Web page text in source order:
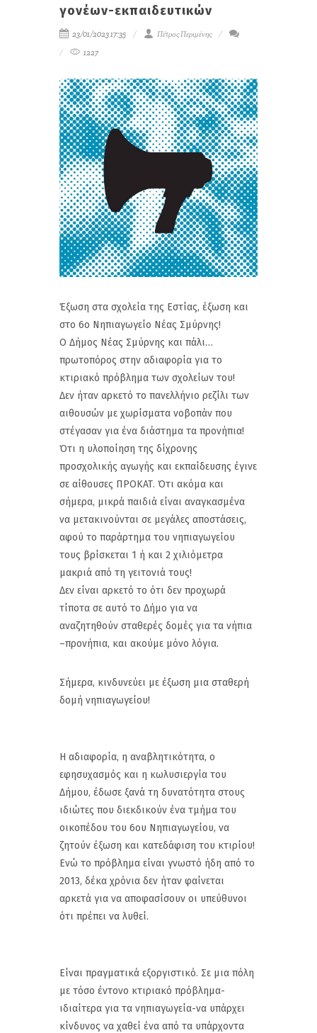
γονέων-εκπαιδευτικών
23/01/2023 17:35
Πέτρος Περιμένης
1227
Έξωση στα σχολεία της Εστίας, έξωση και
στο 6ο Νηπιαγωγείο Νέας Σμύρνης!
Ο Δήμος Νέας Σμύρνης και πάλι…
πρωτοπόρος στην αδιαφορία για το
κτιριακό πρόβλημα των σχολείων του!
Δεν ήταν αρκετό το πανελλήνιο ρεζίλι των
αιθουσών με χωρίσματα νοβοπάν που
στέγασαν για ένα διάστημα τα προνήπια!
Ότι η υλοποίηση της δίχρονης
προσχολικής αγωγής και εκπαίδευσης έγινε
σε αίθουσες ΠΡΟΚΑΤ. Ότι ακόμα και
σήμερα, μικρά παιδιά είναι αναγκασμένα
να μετακινούνται σε μεγάλες αποστάσεις,
αφού το παράρτημα του νηπιαγωγείου
τους βρίσκεται 1 ή και 2 χιλιόμετρα
μακριά από τη γειτονιά τους!
Δεν είναι αρκετό το ότι δεν προχωρά
τίποτα σε αυτό το Δήμο για να
αναζητηθούν σταθερές δομές για τα νήπια
–προνήπια, και ακούμε μόνο λόγια.
Σήμερα, κινδυνεύει με έξωση μια σταθερή
δομή νηπιαγωγείου!
Η αδιαφορία, η αναβλητικότητα, ο
εφησυχασμός και η κωλυσιεργία του
Δήμου, έδωσε ξανά τη δυνατότητα στους
ιδιώτες που διεκδικούν ένα τμήμα του
οικοπέδου του 6ου Νηπιαγωγείου, να
ζητούν έξωση και κατεδάφιση του κτιρίου!
Ενώ το πρόβλημα είναι γνωστό ήδη από το
2013, δέκα χρόνια δεν ήταν φαίνεται
αρκετά για να αποφασίσουν οι υπεύθυνοι
ότι πρέπει να λυθεί.
Είναι πραγματικά εξοργιστικό. Σε μια πόλη
με τόσο έντονο κτιριακό πρόβλημα-
ιδιαίτερα για τα νηπιαγωγεία-να υπάρχει
κίνδυνος να χαθεί ένα από τα υπάρχοντα